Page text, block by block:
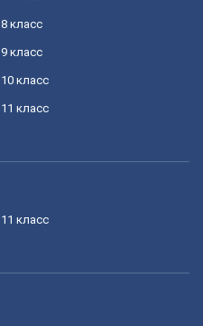
8 класс
9 класс
10 класс
11 класс
11 класс